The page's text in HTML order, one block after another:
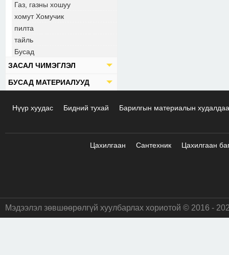
Газ, газны хошуу
хомут Хомучик
пилта
тайль
Бусад
ЗАСАЛ ЧИМЭГЛЭЛ
БУСАД МАТЕРИАЛУУД
Нүүр хуудас Бидний тухай Барилгын материалын
Цахилгаан Сантехник Цахилгаан
Мэдээлэл зөвшөөрөлгүй хуулбарлах хориотой © 2016 -